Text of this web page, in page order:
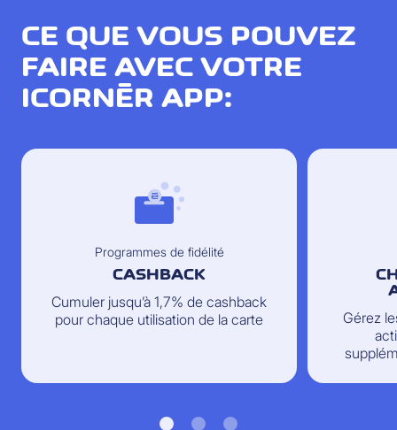
CE QUE VOUS POUVEZ
FAIRE AVEC VOTRE
ICORNÈR APP:
Programmes de fidélité
CASHBACK
Cumuler jusqu’à 1,7% de cashback
pour chaque utilisation de la carte
Gérez